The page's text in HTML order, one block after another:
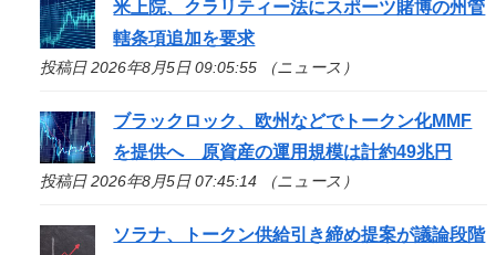
米上院、クラリティー法にスポーツ賭博の州管
轄条項追加を要求
投稿日 2026年8月5日 09:05:55 （ニュース）
ブラックロック、欧州などでトークン化MMF
を提供へ 原資産の運用規模は計約49兆円
投稿日 2026年8月5日 07:45:14 （ニュース）
ソラナ、トークン供給引き締め提案が議論段階